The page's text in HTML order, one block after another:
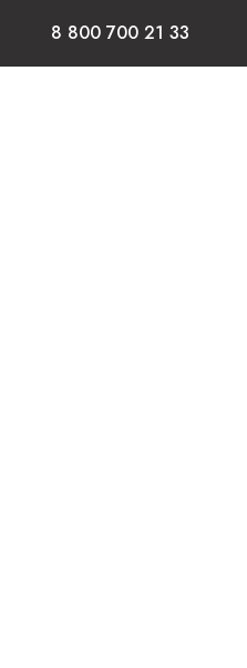
8 800 700 21 33